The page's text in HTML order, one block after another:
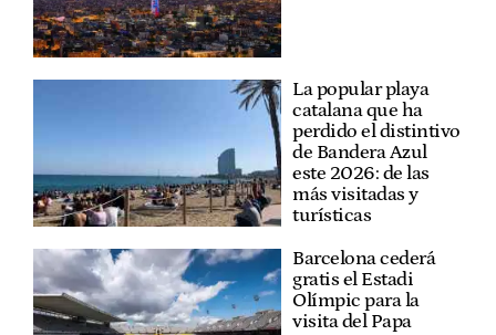
La popular playa
catalana que ha
perdido el distintivo
de Bandera Azul
este 2026: de las
más visitadas y
turísticas
Barcelona cederá
gratis el Estadi
Olímpic para la
visita del Papa